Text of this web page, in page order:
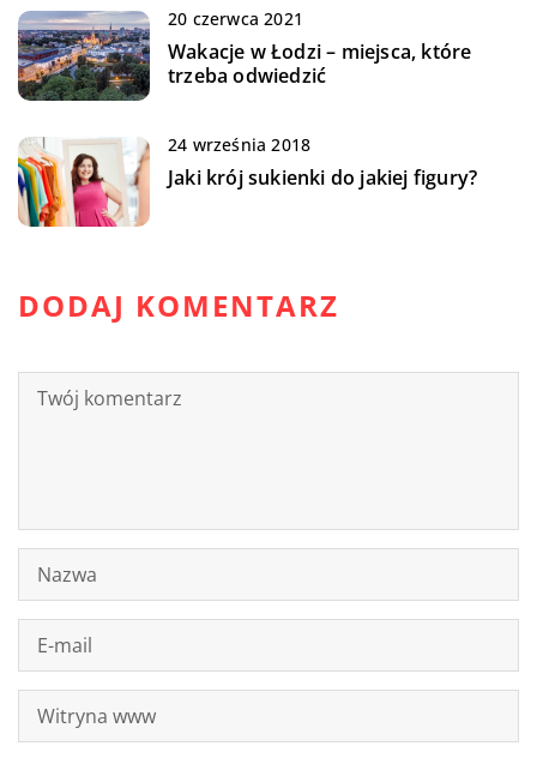
20 czerwca 2021
Wakacje w Łodzi – miejsca, które
trzeba odwiedzić
24 września 2018
Jaki krój sukienki do jakiej figury?
DODAJ KOMENTARZ